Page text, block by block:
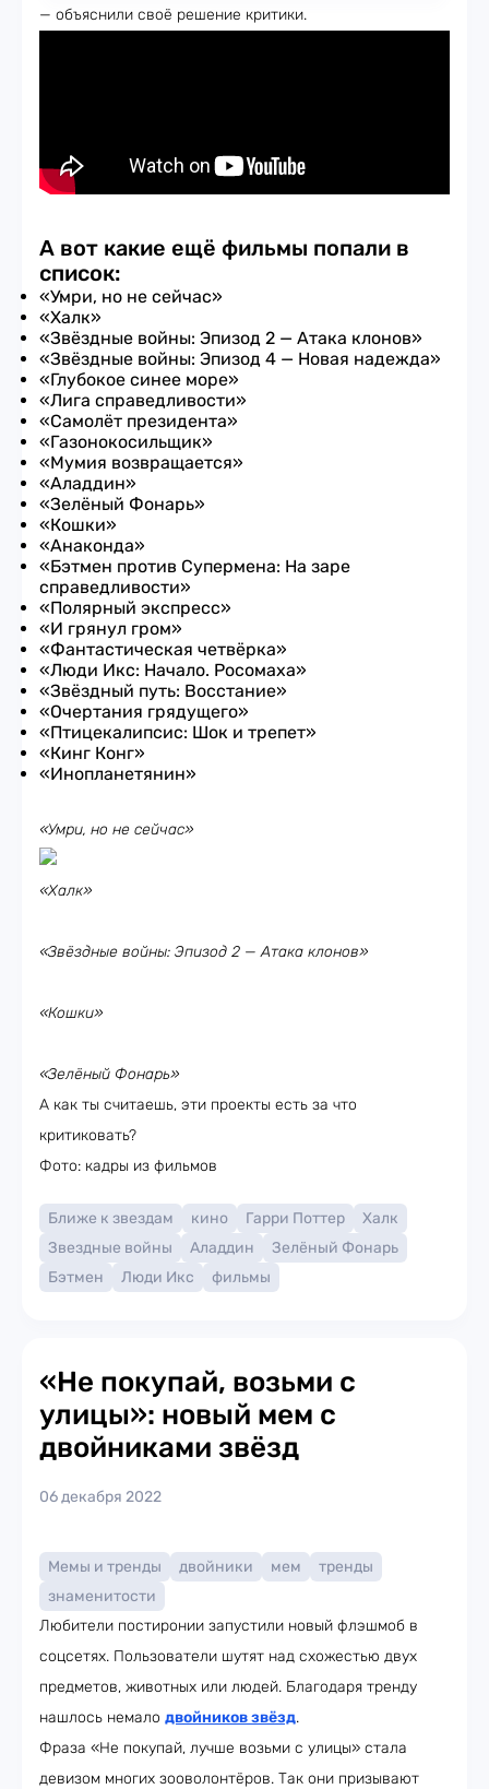
— объяснили своё решение критики.
А вот какие ещё фильмы попали в
список:
«Умри, но не сейчас»
«Халк»
«Звёздные войны: Эпизод 2 — Атака клонов»
«Звёздные войны: Эпизод 4 — Новая надежда»
«Глубокое синее море»
«Лига справедливости»
«Самолёт президента»
«Газонокосильщик»
«Мумия возвращается»
«Аладдин»
«Зелёный Фонарь»
«Кошки»
«Анаконда»
«Бэтмен против Супермена: На заре
справедливости»
«Полярный экспресс»
«И грянул гром»
«Фантастическая четвёрка»
«Люди Икс: Начало. Росомаха»
«Звёздный путь: Восстание»
«Очертания грядущего»
«Птицекалипсис: Шок и трепет»
«Кинг Конг»
«Инопланетянин»
«Умри, но не сейчас»
«Халк»
«Звёздные войны: Эпизод 2 — Атака клонов»
«Кошки»
«Зелёный Фонарь»
А как ты считаешь, эти проекты есть за что
критиковать?
Фото: кадры из фильмов
Ближе к звездам кино Гарри Поттер
Халк
Звездные войны
Аладдин
Зелёный Фонарь
Бэтмен
Люди Икс фильмы
«Не покупай, возьми с
улицы»: новый мем с
двойниками звёзд
06 декабря 2022
Мемы и тренды двойники мем
тренды
знаменитости
Любители постиронии запустили новый флэшмоб в
соцсетях. Пользователи шутят над схожестью двух
предметов, животных или людей. Благодаря тренду
нашлось немало двойников звёзд.
Фраза «Не покупай, лучше возьми с улицы» стала
девизом многих зооволонтёров. Так они призывают